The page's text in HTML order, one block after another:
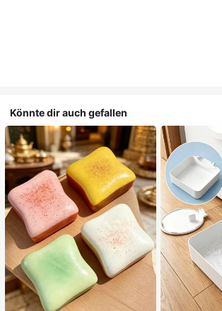
Könnte dir auch gefallen